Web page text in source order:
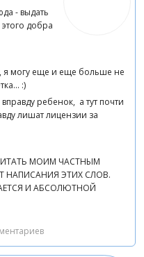
- выдать
добра
я могу еще и еще больше не
:)
ребенок, а тут почти
лишат лицензии за
МОИМ ЧАСТНЫМ
НАПИСАНИЯ ЭТИХ СЛОВ.
И АБСОЛЮТНОЙ